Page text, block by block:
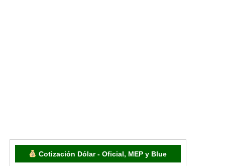
Cotización Dólar - Oficial, MEP y Blue